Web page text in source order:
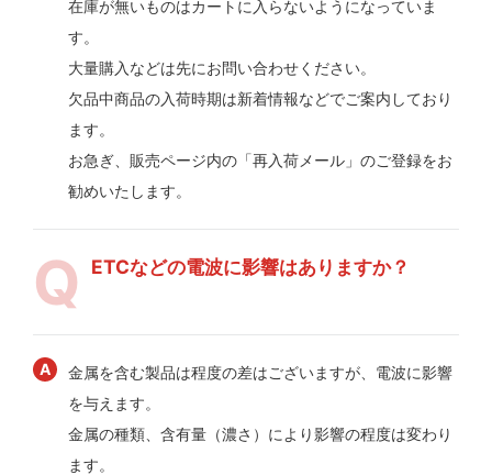
在庫が無いものはカートに入らないようになっていま
す。
大量購入などは先にお問い合わせください。
欠品中商品の入荷時期は新着情報などでご案内しており
ます。
お急ぎ、販売ページ内の「再入荷メール」のご登録をお
勧めいたします。
ETCなどの電波に影響はありますか？
金属を含む製品は程度の差はございますが、電波に影響
を与えます。
金属の種類、含有量（濃さ）により影響の程度は変わり
ます。